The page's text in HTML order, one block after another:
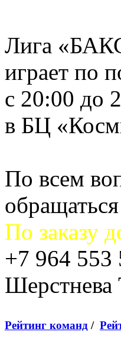
Лига
играет по
с 20:00 до
в БЦ
По всем
По заказу
+7 964 553
Шерстнева
Рейтинг команд /